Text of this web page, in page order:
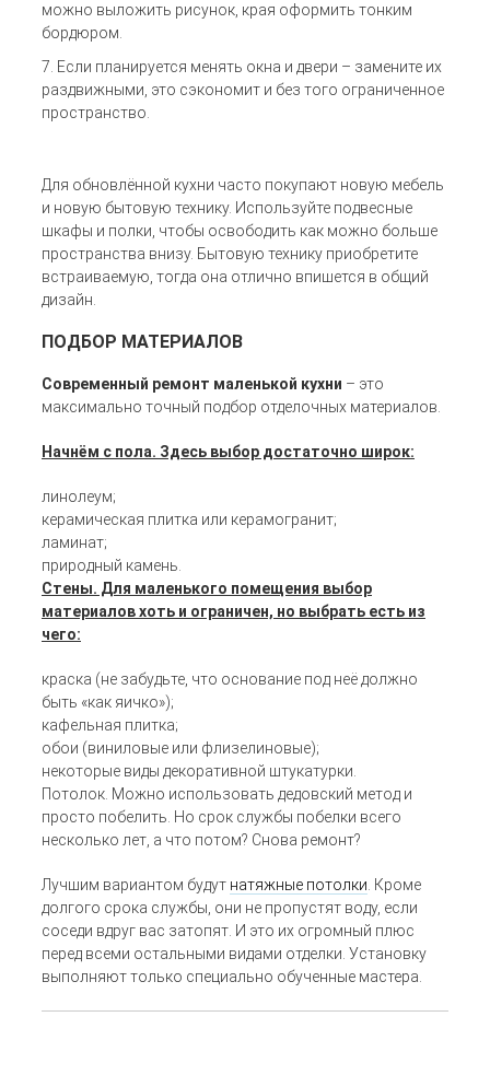
можно выложить рисунок, края оформить тонким
бордюром.
Если планируется менять окна и двери – замените их
раздвижными, это сэкономит и без того ограниченное
пространство.
Для обновлённой кухни часто покупают новую мебель
и новую бытовую технику. Используйте подвесные
шкафы и полки, чтобы освободить как можно больше
пространства внизу. Бытовую технику приобретите
встраиваемую, тогда она отлично впишется в общий
дизайн.
ПОДБОР МАТЕРИАЛОВ
Современный ремонт маленькой кухни – это
максимально точный подбор отделочных материалов.
Начнём с пола. Здесь выбор достаточно широк:
линолеум;
керамическая плитка или керамогранит;
ламинат;
природный камень.
Стены. Для маленького помещения выбор
материалов хоть и ограничен, но выбрать есть из
чего:
краска (не забудьте, что основание под неё должно
быть «как яичко»);
кафельная плитка;
обои (виниловые или флизелиновые);
некоторые виды декоративной штукатурки.
Потолок. Можно использовать дедовский метод и
просто побелить. Но срок службы побелки всего
несколько лет, а что потом? Снова ремонт?
Лучшим вариантом будут натяжные потолки . Кроме
долгого срока службы, они не пропустят воду, если
соседи вдруг вас затопят. И это их огромный плюс
перед всеми остальными видами отделки. Установку
выполняют только специально обученные мастера.